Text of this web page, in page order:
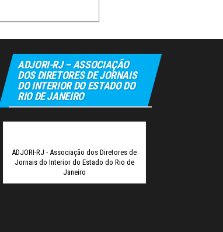
ADJORI-RJ – ASSOCIAÇÃO
DOS DIRETORES DE JORNAIS
DO INTERIOR DO ESTADO DO
RIO DE JANEIRO
ADJORI-RJ - Associação dos Diretores de
Jornais do Interior do Estado do Rio de
Janeiro